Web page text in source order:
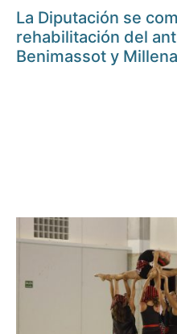
La Diputación se
rehabilitación del
Benimassot y Millena